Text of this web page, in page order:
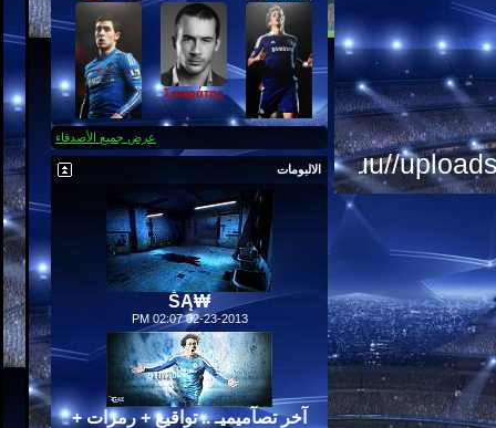
ღ m m m ابوكمال (الحكيم)
Σωκράτης
عرض جميع الأصدقاء
الالبومات
₩ṦĄ
02-23-2013
02:07 PM
آخر تصآميميـ .. تواقيع + رمزات +